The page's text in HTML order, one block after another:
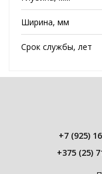
Ширина, мм
Срок службы, лет
+7 (925)
+375 (25)